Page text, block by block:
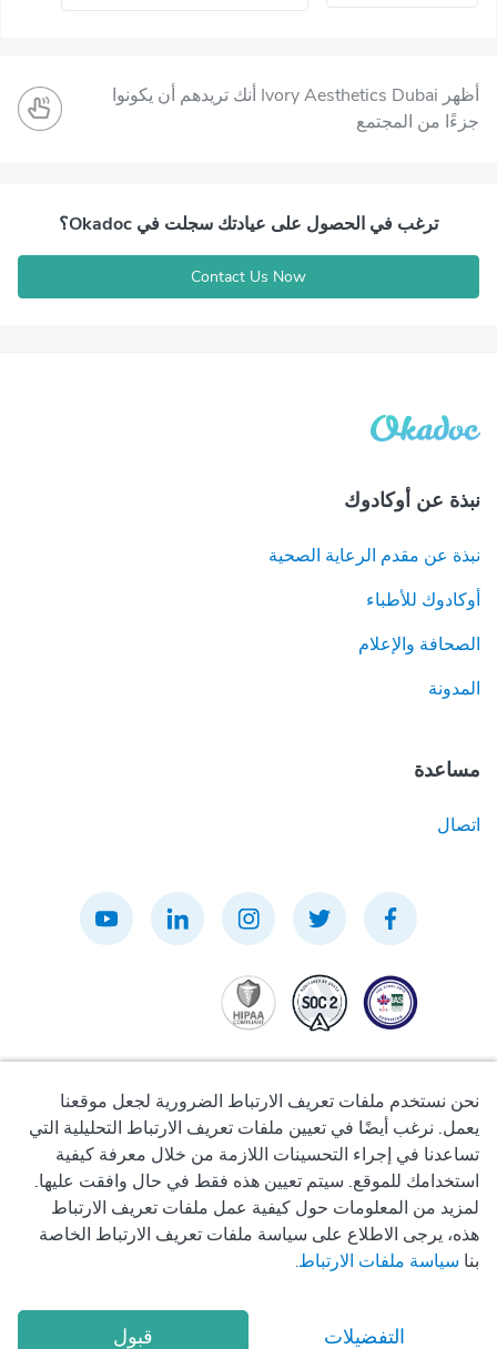
أظهر Ivory Aesthetics Dubai أنك تريدهم أن يكونوا
جزءًا من المجتمع
ترغب في الحصول على عيادتك سجلت في Okadoc؟
Contact Us Now
نبذة عن أوكادوك
نبذة عن مقدم الرعاية الصحية
أوكادوك للأطباء
الصحافة والإعلام
المدونة
مساعدة
اتصال
2026 Okadoc Technologies FZ-LLC
سياسة الخصوصية
شروط الاستخدام
سياسة ملفات تعريف الارتباط
نحن نستخدم ملفات تعريف الارتباط الضرورية لجعل موقعنا
يعمل. نرغب أيضًا في تعيين ملفات تعريف الارتباط التحليلية التي
تساعدنا في إجراء التحسينات اللازمة من خلال معرفة كيفية
استخدامك للموقع. سيتم تعيين هذه فقط في حال وافقت عليها.
لمزيد من المعلومات حول كيفية عمل ملفات تعريف الارتباط
هذه، يرجى الاطلاع على سياسة ملفات تعريف الارتباط الخاصة
بنا سياسة ملفات الارتباط.
التفضيلات قبول